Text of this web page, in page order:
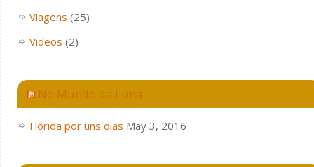
Viagens (25)
Videos (2)
No Mundo da Luna
Flórida por uns dias May 3, 2016